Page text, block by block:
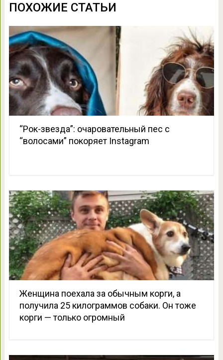
ПОХОЖИЕ СТАТЬИ
“Рок-звезда”: очаровательный пес с
“волосами” покоряет Instagram
Женщина поехала за обычным корги, а
получила 25 килограммов собаки. Он тоже
корги — только огромный